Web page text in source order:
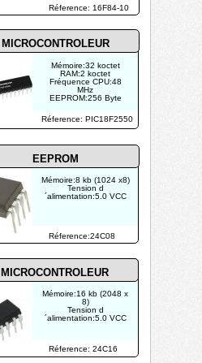
Réference: PIC18F2550
Mémoire:32 koctet
RAM:2 koctet
Fréquence CPU:48
MHz
EEPROM:256 Byte
Réference:24C08
Réference: 24C16
Mémoire:8 kb (1024 x8)
Tension d
´alimentation:5.0 VCC
Mémoire:16 kb (2048 x
8)
Tension d
´alimentation:5.0 VCC
Réference: 16F84-10
MICROCONTROLEUR
MICROCONTROLEUR
EEPROM